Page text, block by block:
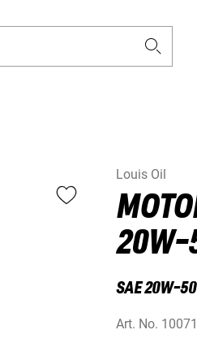
Louis Oil
20W-
SAE 20W-
Art. No.